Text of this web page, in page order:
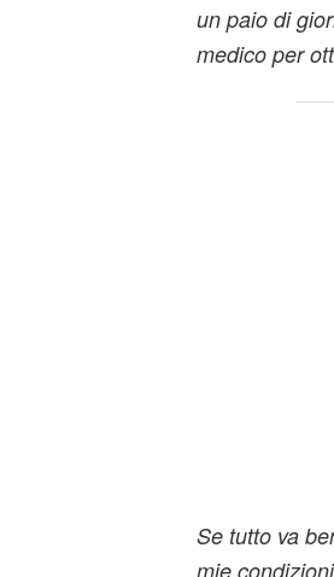
un paio di
medico per
Se tutto va
mie